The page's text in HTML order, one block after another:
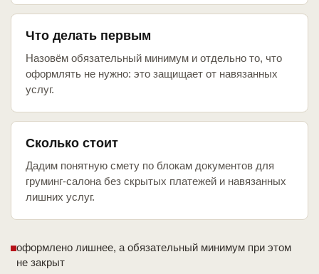
Что делать первым
Назовём обязательный минимум и отдельно то, что
оформлять не нужно: это защищает от навязанных
услуг.
Сколько стоит
Дадим понятную смету по блокам документов для
груминг-салона без скрытых платежей и навязанных
лишних услуг.
оформлено лишнее, а обязательный минимум при этом
не закрыт